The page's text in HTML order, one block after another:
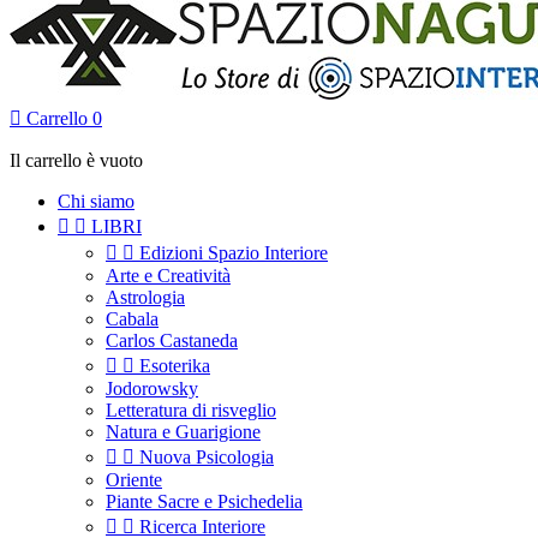
 Carrello 0
Il carrello è vuoto
Chi siamo
  LIBRI
  Edizioni Spazio Interiore
Arte e Creatività
Astrologia
Cabala
Carlos Castaneda
  Esoterika
Jodorowsky
Letteratura di risveglio
Natura e Guarigione
  Nuova Psicologia
Oriente
Piante Sacre e Psichedelia
  Ricerca Interiore